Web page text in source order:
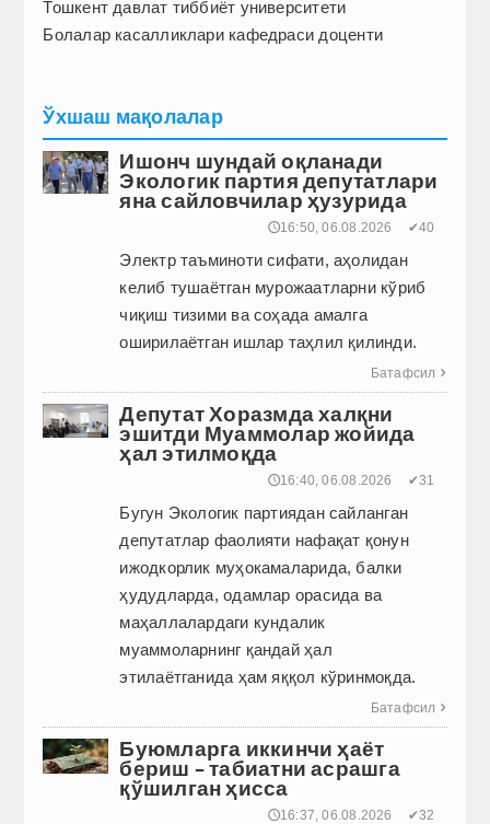
Тошкент давлат тиббиёт университети
Болалар касалликлари кафедраси доценти
Ўхшаш мақолалар
Ишонч шундай оқланади
Экологик партия депутатлари
яна сайловчилар ҳузурида
🕔16:50, 06.08.2026 ✔40
Электр таъминоти сифати, аҳолидан
келиб тушаётган мурожаатларни кўриб
чиқиш тизими ва соҳада амалга
оширилаётган ишлар таҳлил қилинди.
Батафсил 
Депутат Хоразмда халқни
эшитди Муаммолар жойида
ҳал этилмоқда
🕔16:40, 06.08.2026 ✔31
Бугун Экологик партиядан сайланган
депутатлар фаолияти нафақат қонун
ижодкорлик муҳокамаларида, балки
ҳудудларда, одамлар орасида ва
маҳаллалардаги кундалик
муаммоларнинг қандай ҳал
этилаётганида ҳам яққол кўринмоқда.
Батафсил 
Буюмларга иккинчи ҳаёт
бериш – табиатни асрашга
қўшилган ҳисса
🕔16:37, 06.08.2026 ✔32